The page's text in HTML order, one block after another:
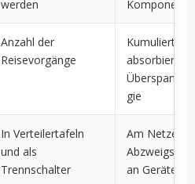
werden
Anzahl der
Reisevorgänge
Kumulierte
absorbierte
gie
In Verteilertafeln
und als
Trennschalter
Am
an Geräten